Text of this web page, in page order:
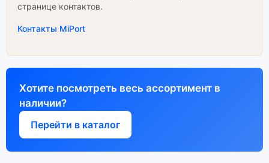
странице контактов.
Контакты MiPort
Хотите посмотреть весь ассортимент в
наличии?
Перейти в каталог